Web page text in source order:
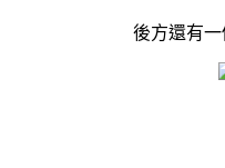
後方還有